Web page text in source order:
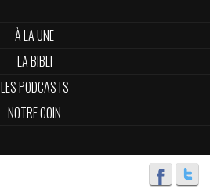
À LA UNE
LA BIBLI
LES PODCASTS
NOTRE COIN